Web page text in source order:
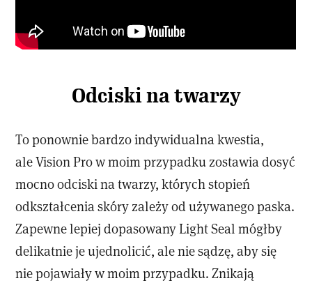
Odciski na twarzy
To ponownie bardzo indywidualna kwestia,
ale Vision Pro w moim przypadku zostawia dosyć
mocno odciski na twarzy, których stopień
odkształcenia skóry zależy od używanego paska.
Zapewne lepiej dopasowany Light Seal mógłby
delikatnie je ujednolicić, ale nie sądzę, aby się
nie pojawiały w moim przypadku. Znikają